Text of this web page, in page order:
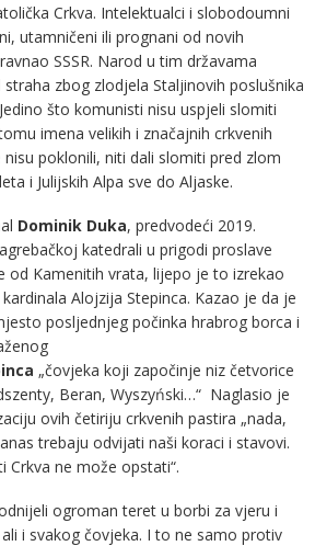
Crkva. Intelektualci i slobodoumni
utamničeni ili prognani od novih
SSSR. Narod u tim državama
zbog zlodjela Staljinovih poslušnika
što komunisti nisu uspjeli slomiti
imena velikih i značajnih crkvenih
poklonili, niti dali slomiti pred zlom
i Julijskih Alpa sve do Aljaske.
Dominik Duka, predvodeći 2019.
katedrali u prigodi proslave
od Kamenitih vrata, lijepo je to izrekao
Alojzija Stepinca. Kazao je da je
posljednjeg počinka hrabrog borca i
„čovjeka koji započinje niz četvorice
Beran, Wyszyński…“ Naglasio je
ovih četiriju crkvenih pastira „nada,
trebaju odvijati naši koraci i stavovi.
Crkva ne može opstati“.
ogroman teret u borbi za vjeru i
i svakog čovjeka. I to ne samo protiv